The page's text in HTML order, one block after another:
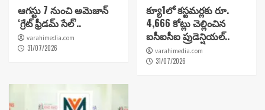
ఆగస్టు 7 నుంచి అమెజాన్
‘గ్రేట్ ఫ్రీడమ్ సేల్’..
varahimedia.com
31/07/2026
క్యూ1లో కస్టమర్లకు రూ.
4,666 కోట్లు చెల్లించిన
ఐసీఐసీఐ ప్రుడెన్షియల్..
varahimedia.com
31/07/2026